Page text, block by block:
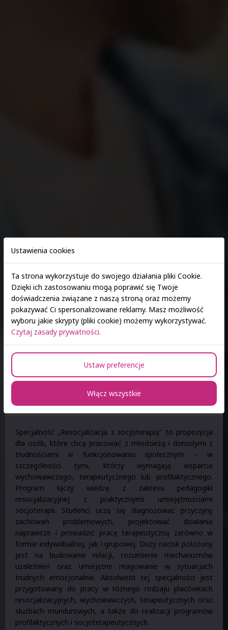
Zapisz się > E-rekrutacja
Resocjalizacja z socjoterapią
Specjalność realizowana w ramach
kierunku Pedagogika II stopnia
Specjalność „Resocjalizacja z socjoterapią” to propozycja
dla osób, które chcą pracować z młodzieżą i dorosłymi z
trudnościami w funkcjonowaniu społecznym – w
szczególności tymi, którzy wymagają wsparcia
wychowawczego, terapeutycznego lub profilaktycznego.
Program łączy wiedzę z zakresu pedagogiki
resocjalizacyjnej z praktycznymi umiejętnościami
socjoterapii. Studenci uczą się diagnozować przyczyny
zachowań problemowych, projektować działania
naprawcze i prowadzić pracę terapeutyczną zarówno w
formie indywidualnej, jak i grupowej. Duży nacisk położony
jest na budowanie relacji, rozumienie mechanizmów
uzależnień oraz umiejętne reagowanie w sytuacjach
trudnych emocjonalnie. Absolwent tej specjalności jest
przygotowany do pracy w różnego rodzaju placówkach
resocjalizacyjnych, wychowawczych, terapeutycznych oraz
służbach mundurowych, a także do realizacji programów
profilaktycznych i socjoterapeutycznych.
Ustawienia cookies
Ta strona wykorzystuje do swojego działania pliki Cookie.
Dzięki ich zastosowaniu mogą poprawić się Twoje
doświadczenia związane z naszą stroną oraz możemy
pokazywać Ci spersonalizowane reklamy. Masz możliwość
wyboru jakie skrypty (pliki cookie) możemy wykorzystywać.
Czytaj zasady prywatności.
Ustaw preferencje
Włącz wszystkie